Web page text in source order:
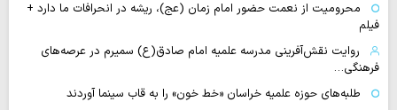
محرومیت از نعمت حضور امام زمان (عج)، ریشه در انحرافات ما دارد +
فیلم
روایت نقش‌آفرینی مدرسه علمیه امام صادق(ع) سمیرم در عرصه‌های
فرهنگی…
طلبه‌های حوزه علمیه خراسان «خط خون» را به قاب سینما آوردند